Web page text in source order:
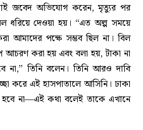
জবেদ অভিযোগ করেন, মৃত্যুর পর
ধরিয়ে দেওয়া হয়। “এত অল্প সময়ে
আমাদের পক্ষে সম্ভব ছিল না। বিল
আচরণ করা হয় এবং বলা হয়, টাকা না
না,” তিনি বলেন। তিনি আরও দাবি
করে এই হাসপাতালে আসিনি। ঢাকা
হবে না—এই কথা বলেই তাকে এখানে